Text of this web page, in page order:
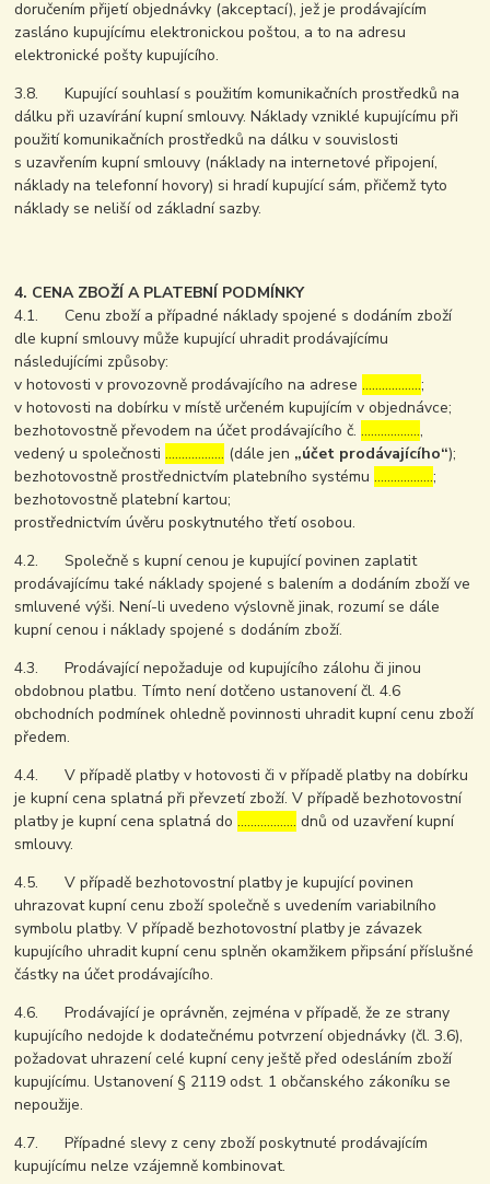
doručením přijetí objednávky (akceptací), jež je prodávajícím
zasláno kupujícímu elektronickou poštou, a to na adresu
elektronické pošty kupujícího.
3.8. Kupující souhlasí s použitím komunikačních prostředků na
dálku při uzavírání kupní smlouvy. Náklady vzniklé kupujícímu při
použití komunikačních prostředků na dálku v souvislosti
s uzavřením kupní smlouvy (náklady na internetové připojení,
náklady na telefonní hovory) si hradí kupující sám, přičemž tyto
náklady se neliší od základní sazby.
4. CENA ZBOŽÍ A PLATEBNÍ PODMÍNKY
4.1. Cenu zboží a případné náklady spojené s dodáním zboží
dle kupní smlouvy může kupující uhradit prodávajícímu
následujícími způsoby:
v hotovosti v provozovně prodávajícího na adrese………………;
v hotovosti na dobírku v místě určeném kupujícím v objednávce;
bezhotovostně převodem na účet prodávajícího č.………………,
vedený u společnosti……………… (dále jen „účet prodávajícího“);
bezhotovostně prostřednictvím platebního systému………………;
bezhotovostně platební kartou;
prostřednictvím úvěru poskytnutého třetí osobou.
4.2. Společně s kupní cenou je kupující povinen zaplatit
prodávajícímu také náklady spojené s balením a dodáním zboží ve
smluvené výši. Není-li uvedeno výslovně jinak, rozumí se dále
kupní cenou i náklady spojené s dodáním zboží.
4.3. Prodávající nepožaduje od kupujícího zálohu či jinou
obdobnou platbu. Tímto není dotčeno ustanovení čl. 4.6
obchodních podmínek ohledně povinnosti uhradit kupní cenu zboží
předem.
4.4. V případě platby v hotovosti či v případě platby na dobírku
je kupní cena splatná při převzetí zboží. V případě bezhotovostní
platby je kupní cena splatná do……………… dnů od uzavření kupní
smlouvy.
4.5. V případě bezhotovostní platby je kupující povinen
uhrazovat kupní cenu zboží společně s uvedením variabilního
symbolu platby. V případě bezhotovostní platby je závazek
kupujícího uhradit kupní cenu splněn okamžikem připsání příslušné
částky na účet prodávajícího.
4.6. Prodávající je oprávněn, zejména v případě, že ze strany
kupujícího nedojde k dodatečnému potvrzení objednávky (čl. 3.6),
požadovat uhrazení celé kupní ceny ještě před odesláním zboží
kupujícímu. Ustanovení § 2119 odst. 1 občanského zákoníku se
nepoužije.
4.7. Případné slevy z ceny zboží poskytnuté prodávajícím
kupujícímu nelze vzájemně kombinovat.